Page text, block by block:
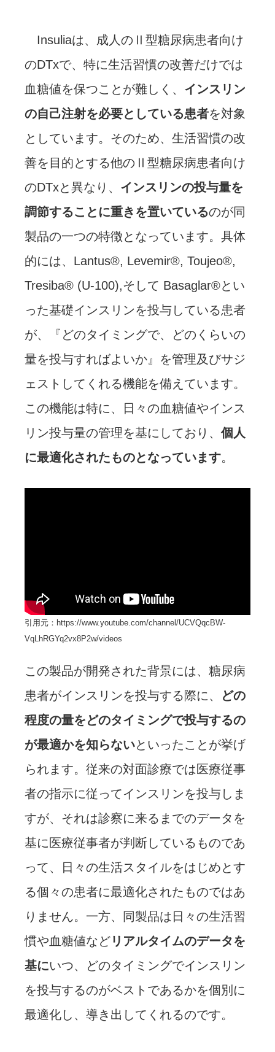
Insuliaは、成人のⅡ型糖尿病患者向け
のDTxで、特に生活習慣の改善だけでは
血糖値を保つことが難しく、 インスリン
の自己注射を必要としている患者を対象
としています。そのため、生活習慣の改
善を目的とする他のⅡ型糖尿病患者向け
のDTxと異なり、 インスリンの投与量を
調節することに重きを置いているのが同
製品の一つの特徴となっています。具体
的には、Lantus®, Levemir®, Toujeo®,
Tresiba® (U-100),そして Basaglar®とい
った基礎インスリンを投与している患者
が、『どのタイミングで、どのくらいの
量を投与すればよいか』を管理及びサジ
ェストしてくれる機能を備えています。
この機能は特に、日々の血糖値やインス
リン投与量の管理を基にしており、 個人
に最適化されたものとなっています。
引用元：https://www.youtube.com/channel/UCVQqcBW-
VqLhRGYq2vx8P2w/videos
この製品が開発された背景には、糖尿病
患者がインスリンを投与する際に、
どの
程度の量をどのタイミングで投与するの
が最適かを知らないといったことが挙げ
られます。従来の対面診療では医療従事
者の指示に従ってインスリンを投与しま
すが、それは診察に来るまでのデータを
基に医療従事者が判断しているものであ
って、日々の生活スタイルをはじめとす
る個々の患者に最適化されたものではあ
りません。一方、同製品は日々の生活習
慣や血糖値などリアルタイムのデータを
基にいつ、どのタイミングでインスリン
を投与するのがベストであるかを個別に
最適化し、導き出してくれるのです。